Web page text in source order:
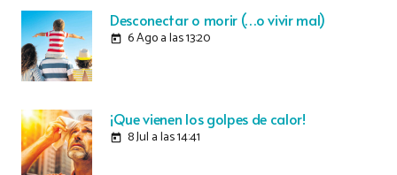
Desconectar o morir (…o vivir mal)
today 6 Ago a las 13:20
¡Que vienen los golpes de calor!
today 8 Jul a las 14:41